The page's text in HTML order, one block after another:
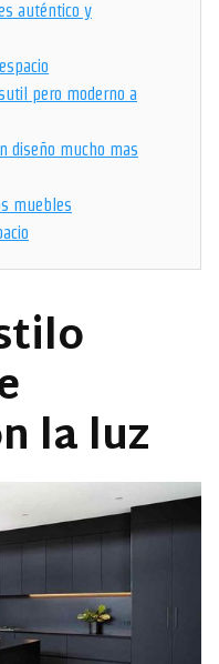
auténtico y
pero moderno a
diseño mucho mas
muebles
la luz